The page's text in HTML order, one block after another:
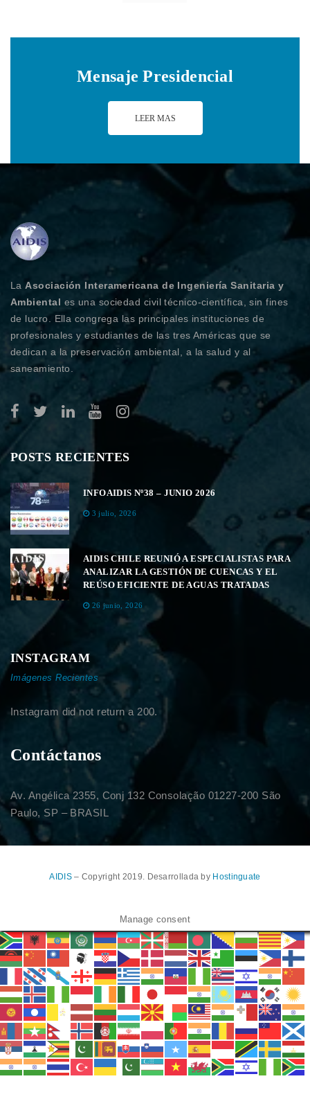
Mensaje Presidencial
LEER MAS
LaAsociación Interamericana de Ingeniería Sanitaria y
Ambiental es una sociedad civil técnico-científica, sin fines
de lucro. Ella congrega las principales instituciones de
profesionales y estudiantes de las tres Américas que se
dedican a la preservación ambiental, a la salud y al
saneamiento.
POSTS RECIENTES
INFOAIDIS Nº38 – JUNIO 2026
3 julio, 2026
AIDIS CHILE REUNIÓ A ESPECIALISTAS PARA
ANALIZAR LA GESTIÓN DE CUENCAS Y EL
REÚSO EFICIENTE DE AGUAS TRATADAS
26 junio, 2026
INSTAGRAM
Imágenes Recientes
Instagram did not return a 200.
Contáctanos
Av. Angélica 2355, Conj 132 Consolação 01227-200 São
Paulo, SP – BRASIL
AIDIS– Copyright 2019. Desarrollada by Hostinguate
Manage consent